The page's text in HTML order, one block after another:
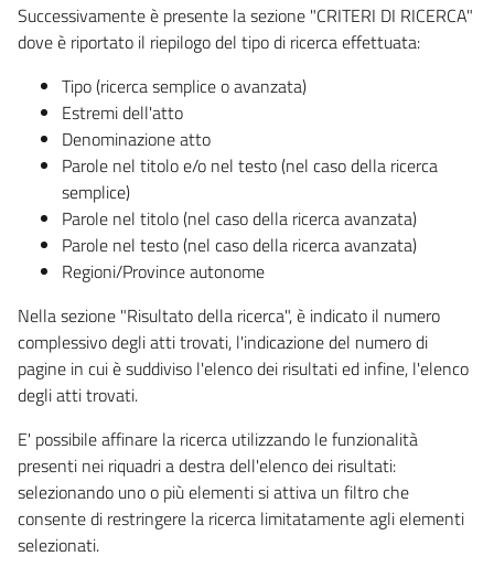
Successivamente è presente la sezione "CRITERI DI RICERCA"
dove è riportato il riepilogo del tipo di ricerca effettuata:
Tipo (ricerca semplice o avanzata)
Estremi dell'atto
Denominazione atto
Parole nel titolo e/o nel testo (nel caso della ricerca
semplice)
Parole nel titolo (nel caso della ricerca avanzata)
Parole nel testo (nel caso della ricerca avanzata)
Regioni/Province autonome
Nella sezione "Risultato della ricerca", è indicato il numero
complessivo degli atti trovati, l'indicazione del numero di
pagine in cui è suddiviso l'elenco dei risultati ed infine, l'elenco
degli atti trovati.
E' possibile affinare la ricerca utilizzando le funzionalità
presenti nei riquadri a destra dell'elenco dei risultati:
selezionando uno o più elementi si attiva un filtro che
consente di restringere la ricerca limitatamente agli elementi
selezionati.